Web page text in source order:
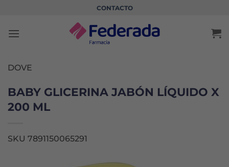
contenido
CONTACTO
DOVE
BABY GLICERINA JABÓN LÍQUIDO X
200 ML
SKU 7891150065291